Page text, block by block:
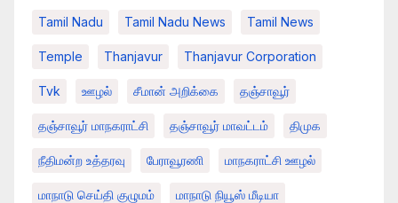
Tamil Nadu Tamil Nadu News Tamil News
Temple Thanjavur Thanjavur Corporation
Tvk ஊழல் சீமான் அறிக்கை தஞ்சாவூர்
தஞ்சாவூர் மாநகராட்சி தஞ்சாவூர் மாவட்டம் திமுக
நீதிமன்ற உத்தரவு பேராவூரணி மாநகராட்சி ஊழல்
மாநாடு செய்தி குழுமம் மாநாடு நியூஸ் மீடியா